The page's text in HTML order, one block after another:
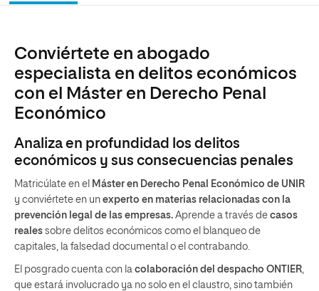
Conviértete en abogado
especialista en delitos económicos
con el Máster en Derecho Penal
Económico
Analiza en profundidad los delitos
económicos y sus consecuencias penales
Matricúlate en el Máster en Derecho Penal Económico de UNIR
y conviértete en un experto en materias relacionadas con la
prevención legal de las empresas. Aprende a través de casos
reales sobre delitos económicos como el blanqueo de
capitales, la falsedad documental o el contrabando.
El posgrado cuenta con la colaboración del despacho ONTIER,
que estará involucrado ya no solo en el claustro, sino también